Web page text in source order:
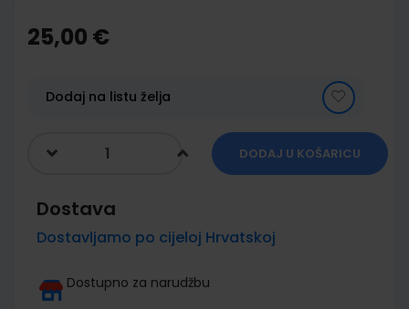
the
beginning
gallery
25,00 €
Dodaj na listu želja
DODAJ U KOŠARICU
Dostava
Dostavljamo po cijeloj Hrvatskoj
Dostupno za narudžbu